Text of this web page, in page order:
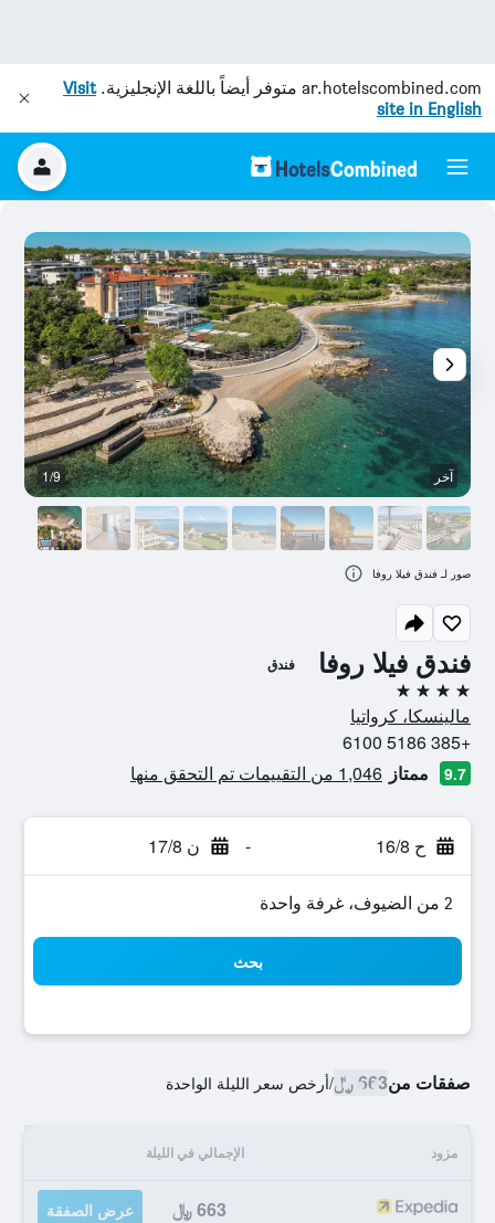
ar.hotelscombined.com متوفر أيضاً باللغة الإنجليزية.Visit
site in English
فندق فيلا روفا فندق
4 نجوم
مالينسكا، كرواتيا
+385 5186 6100
9.7 ممتاز 1,046 من التقييمات تم التحقق منها
ح 16/8 - ن 17/8
2 من الضيوف، غرفة واحدة
بحث
صفقات من663 ﷼ /أرخص سعر الليلة الواحدة
مزود الإجمالي في الليلة
663 ﷼ عرض الصفقة
آخر 1/9
صور لـ فندق فيلا روفا